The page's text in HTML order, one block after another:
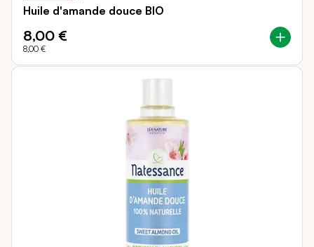
Huile d'amande douce BIO
8,00 €
8,00 €